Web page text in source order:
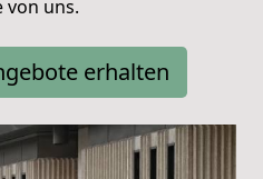
von uns.
erhalten